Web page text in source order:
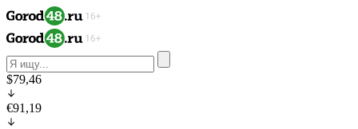
$79,46
€91,19